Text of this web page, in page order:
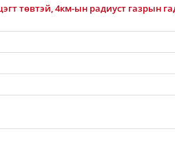
төвтэй, 4км-ын радиуст газрын